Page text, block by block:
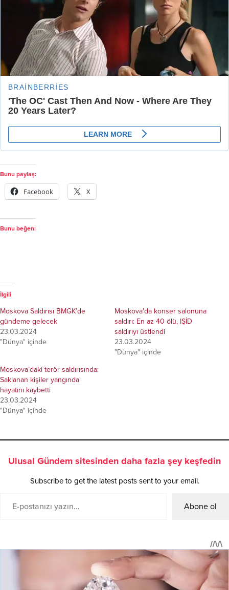
Bunu paylaş:
Facebook X
Bunu beğen:
İlgili
Moskova Saldırısı BMGK’de
gündeme gelecek
23.03.2024
"Dünya" içinde
Moskova’da konser salonuna
saldırı: En az 40 ölü, IŞİD
saldırıyı üstlendi
23.03.2024
"Dünya" içinde
Moskova’daki terör saldırısında:
Saklanan kişiler yangında
hayatını kaybetti
23.03.2024
"Dünya" içinde
Ulusal Gündem sitesinden daha fazla şey keşfedin
Subscribe to get the latest posts sent to your email.
Abone ol